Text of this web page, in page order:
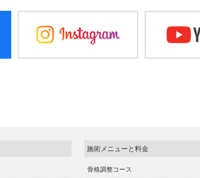
施術メニューと料金
骨格調整コース